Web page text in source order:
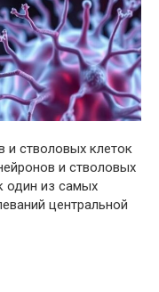
и стволовых клеток
и стволовых
один из самых
центральной